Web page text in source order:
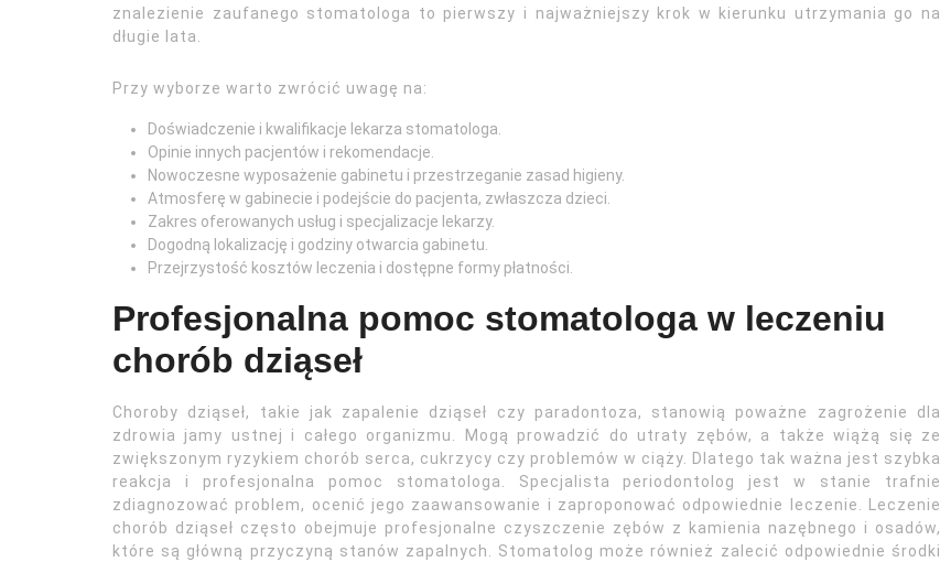
znalezienie zaufanego stomatologa to pierwszy i najważniejszy krok w kierunku utrzymania go na
długie lata.
Przy wyborze warto zwrócić uwagę na:
Doświadczenie i kwalifikacje lekarza stomatologa.
Opinie innych pacjentów i rekomendacje.
Nowoczesne wyposażenie gabinetu i przestrzeganie zasad higieny.
Atmosferę w gabinecie i podejście do pacjenta, zwłaszcza dzieci.
Zakres oferowanych usług i specjalizacje lekarzy.
Dogodną lokalizację i godziny otwarcia gabinetu.
Przejrzystość kosztów leczenia i dostępne formy płatności.
Profesjonalna pomoc stomatologa w leczeniu
chorób dziąseł
Choroby dziąseł, takie jak zapalenie dziąseł czy paradontoza, stanowią poważne zagrożenie dla
zdrowia jamy ustnej i całego organizmu. Mogą prowadzić do utraty zębów, a także wiążą się ze
zwiększonym ryzykiem chorób serca, cukrzycy czy problemów w ciąży. Dlatego tak ważna jest szybka
reakcja i profesjonalna pomoc stomatologa. Specjalista periodontolog jest w stanie trafnie
zdiagnozować problem, ocenić jego zaawansowanie i zaproponować odpowiednie leczenie. Leczenie
chorób dziąseł często obejmuje profesjonalne czyszczenie zębów z kamienia nazębnego i osadów,
które są główną przyczyną stanów zapalnych. Stomatolog może również zalecić odpowiednie środki